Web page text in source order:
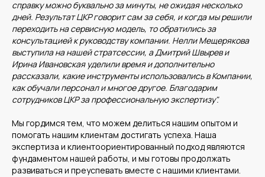
справку можно буквально за минуты, не ожидая несколько
дней. Результат ЦКР говорит сам за себя, и когда мы решили
переходить на сервисную модель, то обратились за
консультацией к руководству компании. Нелли Мещерякова
выступила на нашей стратсессии, а Дмитрий Швырев и
Ирина Ивановская уделили время и дополнительно
рассказали, какие инструменты использовались в Компании,
как обучали персонал и многое другое. Благодарим
сотрудников ЦКР за профессиональную экспертизу".
Мы гордимся тем, что можем делиться нашим опытом и
помогать нашим клиентам достигать успеха. Наша
экспертиза и клиентоориентированный подход являются
фундаментом нашей работы, и мы готовы продолжать
развиваться и преуспевать вместе с нашими клиентами.
Организация
мероприятий
Учебный центр
Охрана труда
Консалтинг
+7 4742 907554
г.Липецк, ул. Ленина, д.36
г.Липецк, ул. Советская, д.20